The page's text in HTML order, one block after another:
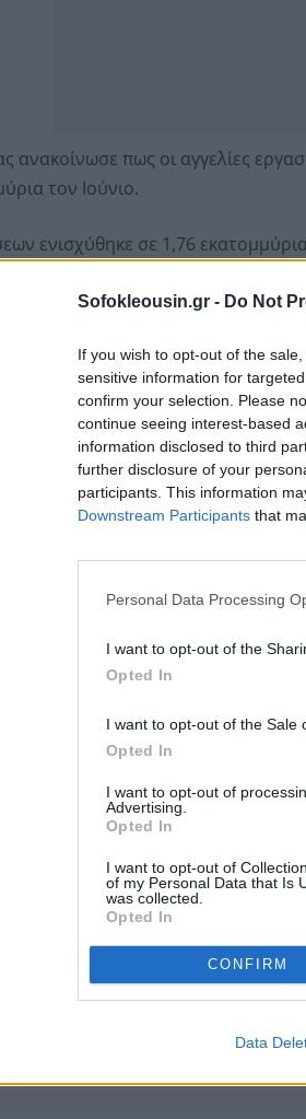
Sofokleousin.gr - Do Not
If you wish to opt-out of the
sensitive information for
confirm your selection. Please
continue seeing interest-based
information disclosed to third
further disclosure of your
participants. This information
Downstream Participants that
Personal Data Processing
I want to opt-out of the
Opted In
I want to opt-out of the Sale
Opted In
I want to opt-out of
Advertising.
Opted In
I want to opt-out of
of my Personal Data that Is
was collected.
Opted In
CONFIRM
Data
ανακοίνωσε πως οι αγγελίες
τον Ιούνιο.
ενισχύθηκε σε 1,76
στον κλάδο αναψυχής και
οι προσλήψεις είναι ελαφρώς